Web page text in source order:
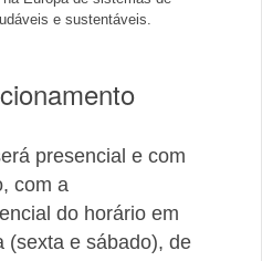
e sustentáveis.
presencial e com
com a
do horário em
(sexta e sábado), de